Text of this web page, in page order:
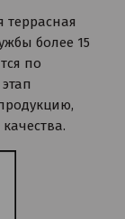
террасная
более 15
по